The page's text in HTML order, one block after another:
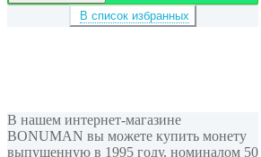
В список избранных
В нашем интернет-магазине
BONUMAN вы можете купить монету
выпущенную в 1995 году, номиналом 50